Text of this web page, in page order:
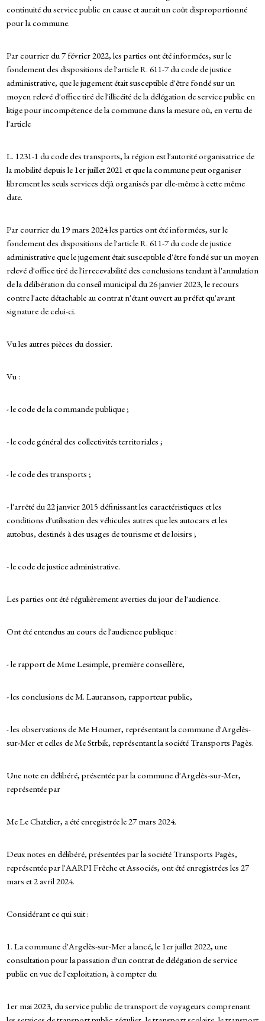
continuité du service public en cause et aurait un coût disproportionné
pour la commune.
Par courrier du 7 février 2022, les parties ont été informées, sur le
fondement des dispositions de l'article R. 611-7 du code de justice
administrative, que le jugement était susceptible d'être fondé sur un
moyen relevé d'office tiré de l'illicéité de la délégation de service public en
litige pour incompétence de la commune dans la mesure où, en vertu de
l'article
L. 1231-1 du code des transports, la région est l'autorité organisatrice de
la mobilité depuis le 1er juillet 2021 et que la commune peut organiser
librement les seuls services déjà organisés par elle-même à cette même
date.
Par courrier du 19 mars 2024 les parties ont été informées, sur le
fondement des dispositions de l'article R. 611-7 du code de justice
administrative que le jugement était susceptible d'être fondé sur un moyen
relevé d'office tiré de l'irrecevabilité des conclusions tendant à l'annulation
de la délibération du conseil municipal du 26 janvier 2023, le recours
contre l'acte détachable au contrat n'étant ouvert au préfet qu'avant
signature de celui-ci.
Vu les autres pièces du dossier.
Vu :
- le code de la commande publique ;
- le code général des collectivités territoriales ;
- le code des transports ;
- l'arrêté du 22 janvier 2015 définissant les caractéristiques et les
conditions d'utilisation des véhicules autres que les autocars et les
autobus, destinés à des usages de tourisme et de loisirs ;
- le code de justice administrative.
Les parties ont été régulièrement averties du jour de l'audience.
Ont été entendus au cours de l'audience publique :
- le rapport de Mme Lesimple, première conseillère,
- les conclusions de M. Lauranson, rapporteur public,
- les observations de Me Houmer, représentant la commune d'Argelès-
sur-Mer et celles de Me Strbik, représentant la société Transports Pagès.
Une note en délibéré, présentée par la commune d'Argelès-sur-Mer,
représentée par
Me Le Chatelier, a été enregistrée le 27 mars 2024.
Deux notes en délibéré, présentées par la société Transports Pagès,
représentée par l'AARPI Frêche et Associés, ont été enregistrées les 27
mars et 2 avril 2024.
Considérant ce qui suit :
1. La commune d'Argelès-sur-Mer a lancé, le 1er juillet 2022, une
consultation pour la passation d'un contrat de délégation de service
public en vue de l'exploitation, à compter du
1er mai 2023, du service public de transport de voyageurs comprenant